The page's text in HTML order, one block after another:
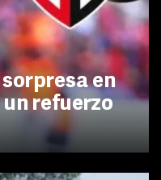
en
refuerzo